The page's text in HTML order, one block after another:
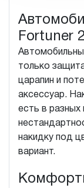
Fortuner
только
царапин и
аксессуар.
есть в
накидку под
вариант.